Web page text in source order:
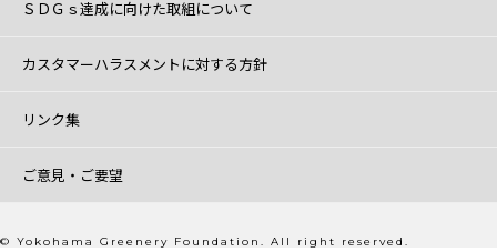
ＳＤＧｓ達成に向けた取組について
カスタマーハラスメントに対する方針
リンク集
ご意見・ご要望
© Yokohama Greenery Foundation. All right reserved.